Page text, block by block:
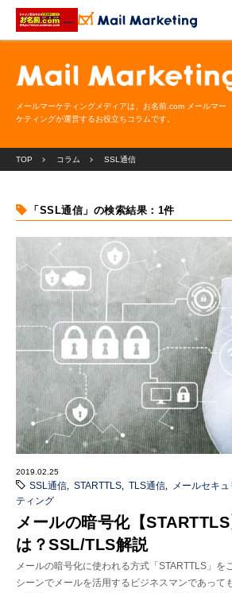
メールマーケティングメディアは、お名前.com メールマー
ケティングが運営するお役立ちコラムです。
TOP コラム SSL通信
「SSL通信」の検索結果：1件
2019.02.25
SSL通信 STARTTLS TLS通信 メールセキュ
ティング
メールの暗号化【
は？SSL/TLS解説
メールの暗号化に使われる方式「STARTTLS」を
シーンでメールを活用するビジネスマンであって